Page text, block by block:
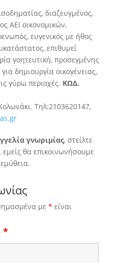
διαζευγμένος,
ΑΕΙ οικονομικών,
ευγενικός με ήθος
επιθυμεί
γοητευτική, προσεγμένης
δημιουργία οικογένειας,
γύρω περιοχές. ΚΩΔ.
Τηλ:2103620147,
γνωριμίας, στείλτε
εμείς θα επικοινωνήσουμε
με * είναι
*